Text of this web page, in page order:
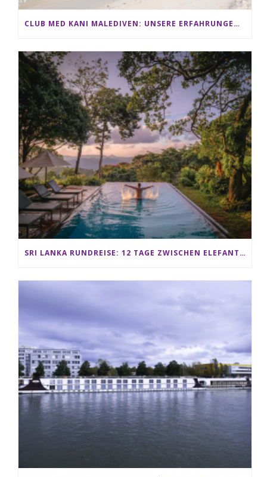
CLUB MED KANI MALEDIVEN: UNSERE ERFAHRUNGEN IM ALL-INCLUSIVE PARADIES
SRI LANKA RUNDREISE: 12 TAGE ZWISCHEN ELEFANTEN, TEEPLANTAGEN & STRAND ALS FAMILIE